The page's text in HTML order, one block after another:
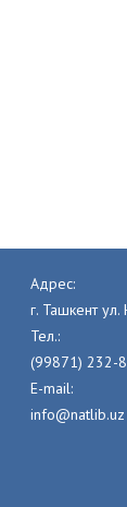
Адрес:
г. Ташкент
Тел.:
(99871) 232-
E-mail:
info@natlib.uz